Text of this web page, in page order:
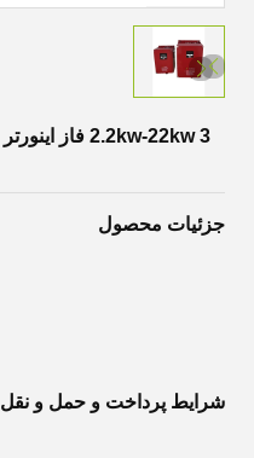
جزئیات محصول
شرایط پرداخت و حمل و نقل